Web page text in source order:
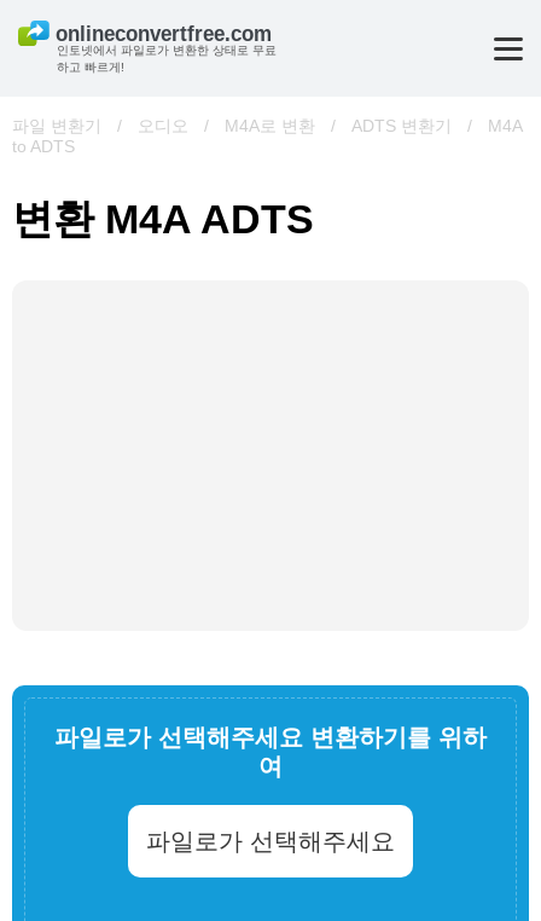
인토넷에서 파일로가 변환한 상태로 무료
하고 빠르게!
파일 변환기 / 오디오 / M4A로 변환 / ADTS 변환기 /
M4A
to ADTS
변환 M4A ADTS
파일로가 선택해주세요 변환하기를 위하
여
파일로가 선택해주세요